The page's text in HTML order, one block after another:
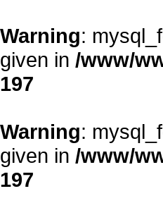
Warning:
given in /www/
197
Warning:
given in /www/
197